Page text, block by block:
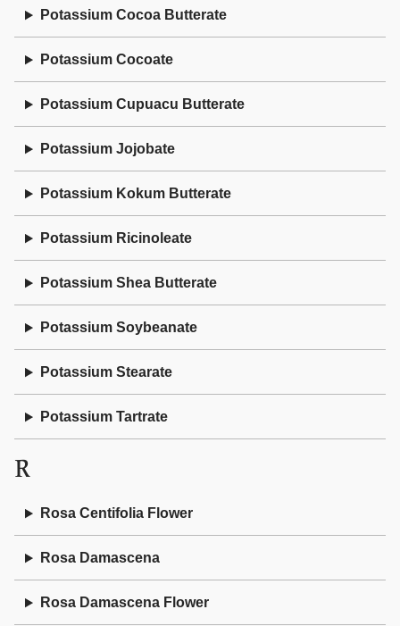
Potassium Cocoa Butterate
Potassium Cocoate
Potassium Cupuacu Butterate
Potassium Jojobate
Potassium Kokum Butterate
Potassium Ricinoleate
Potassium Shea Butterate
Potassium Soybeanate
Potassium Stearate
Potassium Tartrate
R
Rosa Centifolia Flower
Rosa Damascena
Rosa Damascena Flower